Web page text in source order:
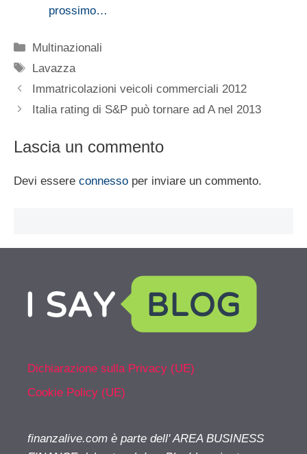
prossimo…
Categorie
Multinazionali
Tag
Lavazza
Immatricolazioni veicoli commerciali 2012
Italia rating di S&P può tornare ad A nel 2013
Lascia un commento
Devi essere connesso per inviare un commento.
Dichiarazione sulla Privacy (UE)
Cookie Policy (UE)
finanzalive.com è parte dell' AREA BUSINESS